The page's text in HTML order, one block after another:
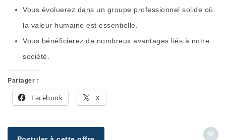
Vous évoluerez dans un groupe professionnel solide où
la valeur humaine est essentielle.
Vous bénéficierez de nombreux avantages liés à notre
société.
Partager :
Facebook X